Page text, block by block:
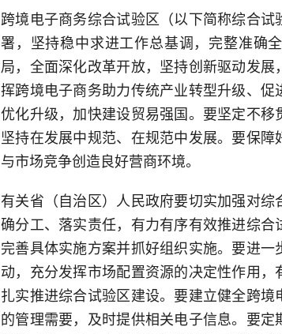
跨境电子商务综合试验区（以下简称综合
署，坚持稳中求进工作总基调，完整准确
局，全面深化改革开放，坚持创新驱动发
挥跨境电子商务助力传统产业转型升级、
优化升级，加快建设贸易强国。要坚定不移
坚持在发展中规范、在规范中发展。要保
与市场竞争创造良好营商环境。
有关省（自治区）人民政府要切实加强对
确分工、落实责任，有力有序有效推进综
完善具体实施方案并抓好组织实施。要进
动，充分发挥市场配置资源的决定性作用，
扎实推进综合试验区建设。要建立健全跨
的管理需要，及时提供相关电子信息。要